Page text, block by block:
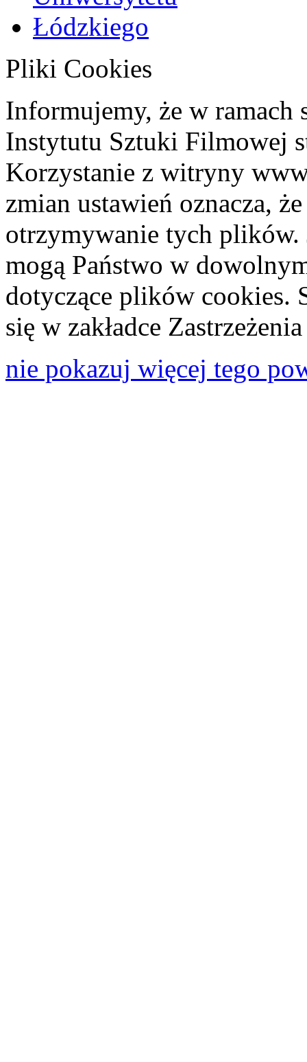
Pliki Cookies
Informujemy, że w ramach
Instytutu Sztuki Filmowej
Korzystanie z witryny
zmian ustawień oznacza,
otrzymywanie tych plików.
mogą Państwo w
dotyczące plików cookies.
się w zakładce
nie pokazuj więcej tego